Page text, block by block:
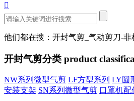

他们都在搜：开封气剪_气动剪刀-非
开封气剪分类 product
NW系列微型气剪 LF方型系列 LY圆
安装支架 SN系列微型气剪 口罩机配